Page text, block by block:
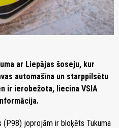
ar Liepājas šoseju, kur
automašīna un starppilsētu
ir ierobežota, liecina VSIA
(P98) joprojām ir bloķēts Tukuma